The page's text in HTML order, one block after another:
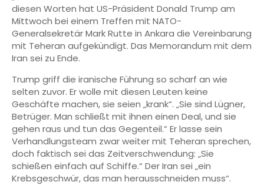
diesen Worten hat US-Präsident Donald Trump am
Mittwoch bei einem Treffen mit NATO-
Generalsekretär Mark Rutte in Ankara die Vereinbarung
mit Teheran aufgekündigt. Das Memorandum mit dem
Iran sei zu Ende.
Trump griff die iranische Führung so scharf an wie
selten zuvor. Er wolle mit diesen Leuten keine
Geschäfte machen, sie seien „krank“. „Sie sind Lügner,
Betrüger. Man schließt mit ihnen einen Deal, und sie
gehen raus und tun das Gegenteil.“ Er lasse sein
Verhandlungsteam zwar weiter mit Teheran sprechen,
doch faktisch sei das Zeitverschwendung: „Sie
schießen einfach auf Schiffe.“ Der Iran sei „ein
Krebsgeschwür, das man herausschneiden muss“.